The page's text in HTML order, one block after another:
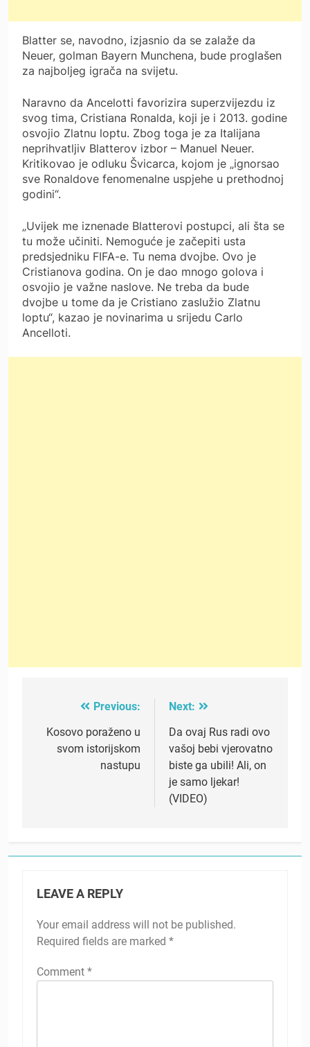
Blatter se, navodno, izjasnio da se zalaže da
Neuer, golman Bayern Munchena, bude proglašen
za najboljeg igrača na svijetu.
Naravno da Ancelotti favorizira superzvijezdu iz
svog tima, Cristiana Ronalda, koji je i 2013. godine
osvojio Zlatnu loptu. Zbog toga je za Italijana
neprihvatljiv Blatterov izbor – Manuel Neuer.
Kritikovao je odluku Švicarca, kojom je „ignorsao
sve Ronaldove fenomenalne uspjehe u prethodnoj
godini“.
„Uvijek me iznenade Blatterovi postupci, ali šta se
tu može učiniti. Nemoguće je začepiti usta
predsjedniku FIFA-e. Tu nema dvojbe. Ovo je
Cristianova godina. On je dao mnogo golova i
osvojio je važne naslove. Ne treba da bude
dvojbe u tome da je Cristiano zaslužio Zlatnu
loptu“, kazao je novinarima u srijedu Carlo
Ancelloti.
navigation
Previous:
Kosovo poraženo u
svom istorijskom
nastupu
Next:
Da ovaj Rus radi ovo
vašoj bebi vjerovatno
biste ga ubili! Ali, on
je samo ljekar!
(VIDEO)
LEAVE A REPLY
Your email address will not be published.
Required fields are marked *
Comment *